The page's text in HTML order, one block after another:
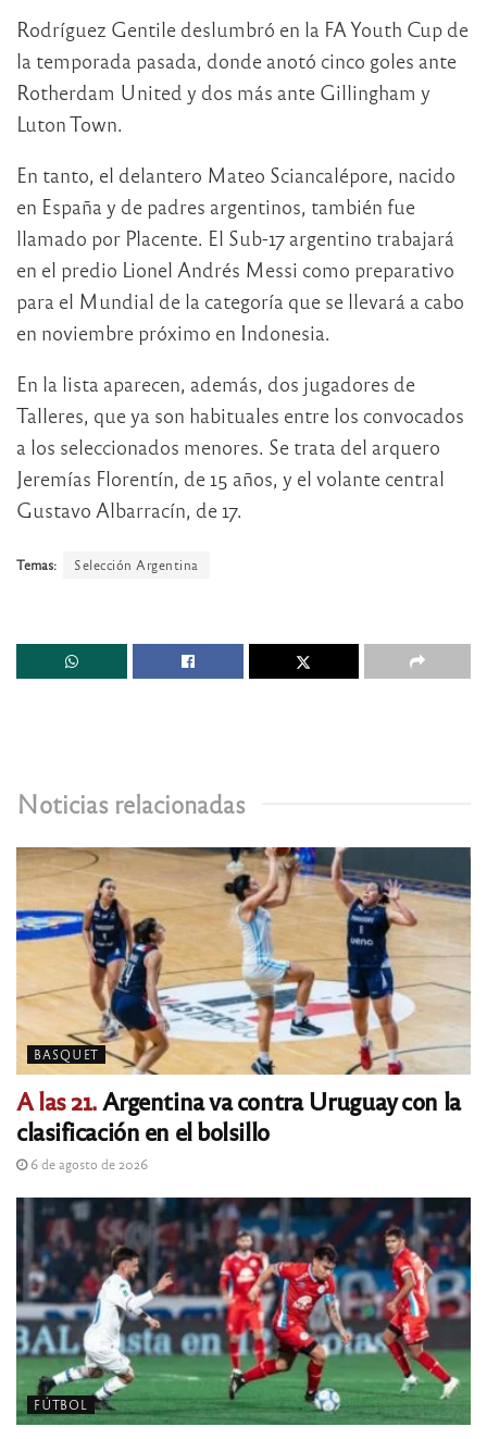
Rodríguez Gentile deslumbró en la FA Youth Cup de
la temporada pasada, donde anotó cinco goles ante
Rotherdam United y dos más ante Gillingham y
Luton Town.
En tanto, el delantero Mateo Sciancalépore, nacido
en España y de padres argentinos, también fue
llamado por Placente. El Sub-17 argentino trabajará
en el predio Lionel Andrés Messi como preparativo
para el Mundial de la categoría que se llevará a cabo
en noviembre próximo en Indonesia.
En la lista aparecen, además, dos jugadores de
Talleres, que ya son habituales entre los convocados
a los seleccionados menores. Se trata del arquero
Jeremías Florentín, de 15 años, y el volante central
Gustavo Albarracín, de 17.
Temas: Selección Argentina
Noticias relacionadas
BASQUET
A las 21. Argentina va contra Uruguay con la
clasificación en el bolsillo
6 de agosto de 2026
FÚTBOL